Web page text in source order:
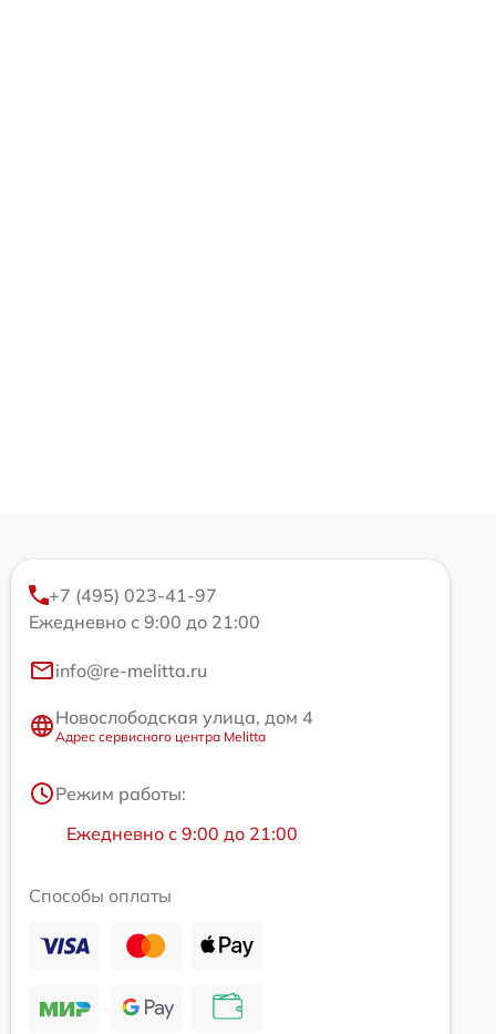
+7 (495) 023-41-97
Ежедневно с 9:00 до 21:00
info@re-melitta.ru
Новослободская улица, дом 4
Адрес сервисного центра Melitta
Режим работы:
Ежедневно с 9:00 до 21:00
Способы оплаты